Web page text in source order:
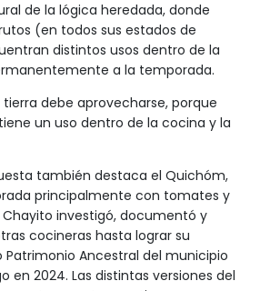
de la lógica heredada, donde
(en todos sus estados de
distintos usos dentro de la
a la temporada.
tierra debe aprovecharse, porque
un uso dentro de la cocina y la
también destaca el Quichóm,
principalmente con tomates y
investigó, documentó y
cocineras hasta lograr su
Ancestral del municipio
en 2024. Las distintas versiones del